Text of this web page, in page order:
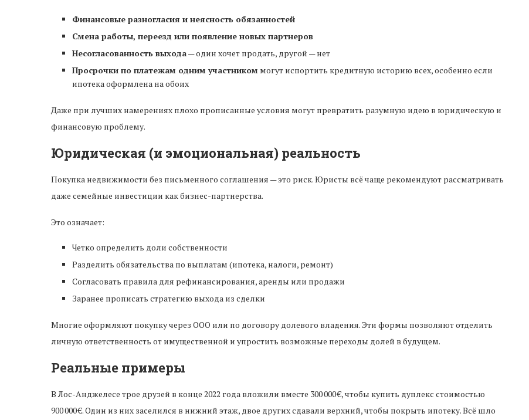
Финансовые разногласия и неясность обязанностей
Смена работы, переезд или появление новых партнеров
Несогласованность выхода— один хочет продать, другой — нет
Просрочки по платежам одним участником могут испортить кредитную историю всех, особенно если
ипотека оформлена на обоих
Даже при лучших намерениях плохо прописанные условия могут превратить разумную идею в юридическую и
финансовую проблему.
Юридическая (и эмоциональная) реальность
Покупка недвижимости без письменного соглашения — это риск. Юристы всё чаще рекомендуют рассматривать
даже семейные инвестиции как бизнес-партнерства.
Это означает:
Четко определить доли собственности
Разделить обязательства по выплатам (ипотека, налоги, ремонт)
Согласовать правила для рефинансирования, аренды или продажи
Заранее прописать стратегию выхода из сделки
Многие оформляют покупку через ООО или по договору долевого владения. Эти формы позволяют отделить
личную ответственность от имущественной и упростить возможные переходы долей в будущем.
Реальные примеры
В Лос-Анджелесе трое друзей в конце 2022 года вложили вместе 300 000 €, чтобы купить дуплекс стоимостью
900 000 €. Один из них заселился в нижний этаж, двое других сдавали верхний, чтобы покрыть ипотеку. Всё шло